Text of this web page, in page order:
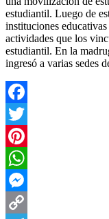
estudiantil. Luego de
instituciones
actividades que los
estudiantil. En la
ingresó a varias sedes
Facebook
Twitter
Pinterest
WhatsApp
Messenger